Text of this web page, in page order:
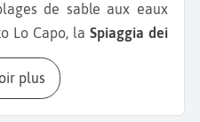
de sable aux eaux
Lo Capo, la Spiaggia dei
sur la presqu’île d’
Palerme
plus